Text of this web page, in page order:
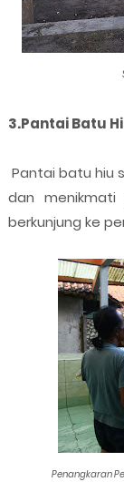
3.Pantai Batu
Pantai batu hiu
dan
berkunjung ke
Penangkaran